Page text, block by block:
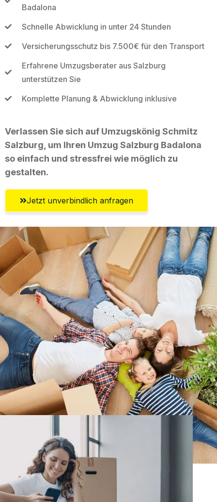
Badalona
Schnelle Abwicklung in unter 24 Stunden
Versicherungsschutz bis 7.500€ für den Transport
Erfahrene Umzugsberater aus Salzburg
unterstützen Sie
Komplette Planung & Abwicklung inklusive
Verlassen Sie sich auf Umzugskönig Schmitz
Salzburg, um Ihren Umzug Salzburg Badalona
so einfach und stressfrei wie möglich zu
gestalten.
Jetzt unverbindlich anfragen